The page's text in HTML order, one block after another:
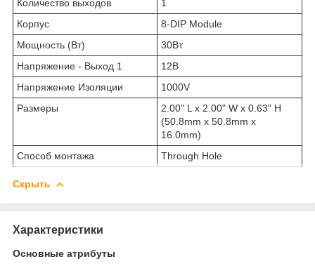
Количество выходов
1
Корпус
8-DIP Module
Мощность (Вт)
30Вт
Напряжение - Выход 1
12В
Напряжение Изоляции
1000V
Размеры
2.00" L x 2.00" W x 0.63" H
(50.8mm x 50.8mm x
16.0mm)
Способ монтажа
Through Hole
Скрыть
Характеристики
Основные атрибуты